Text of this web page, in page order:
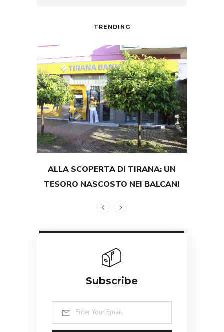
TRENDING
ALLA SCOPERTA DI TIRANA: UN
TESORO NASCOSTO NEI BALCANI
Subscribe